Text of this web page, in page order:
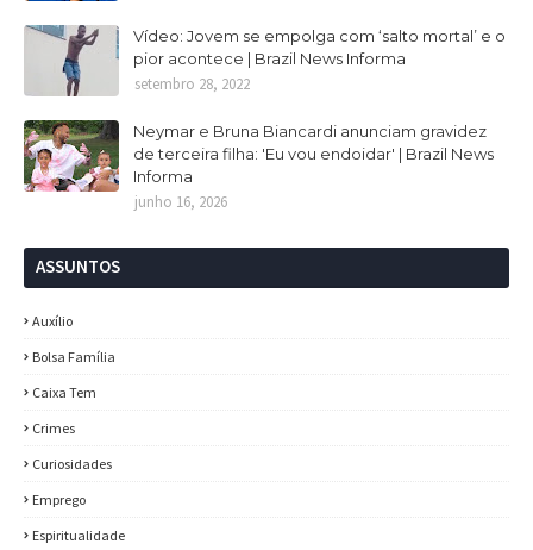
Vídeo: Jovem se empolga com ‘salto mortal’ e o
pior acontece | Brazil News Informa
setembro 28, 2022
Neymar e Bruna Biancardi anunciam gravidez
de terceira filha: 'Eu vou endoidar' | Brazil News
Informa
junho 16, 2026
ASSUNTOS
Auxílio
Bolsa Família
Caixa Tem
Crimes
Curiosidades
Emprego
Espiritualidade